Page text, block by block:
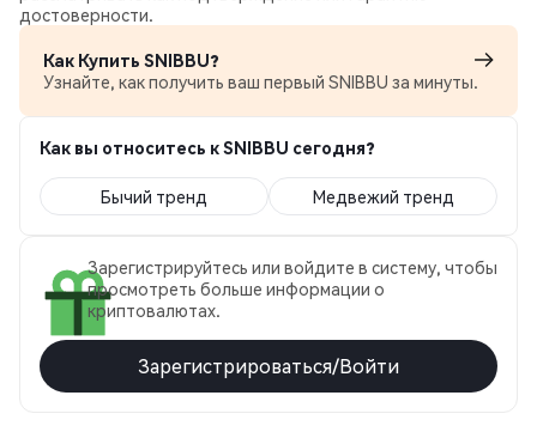
достоверности.
Как Купить SNIBBU?
Узнайте, как получить ваш первый SNIBBU за минуты.
Как вы относитесь к SNIBBU сегодня?
Бычий тренд Медвежий тренд
Зарегистрируйтесь или войдите в систему, чтобы
просмотреть больше информации о
криптовалютах.
Зарегистрироваться/Войти